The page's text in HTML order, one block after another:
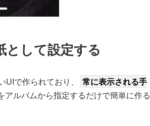
として設定する
で作られており、
常に表示される手
アルバムから指定するだけで簡単に作る